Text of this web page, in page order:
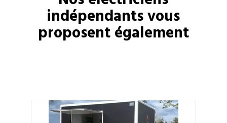
indépendants vous
proposent également